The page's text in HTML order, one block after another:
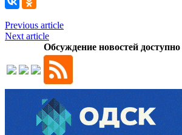
Previous article
Next article
Обсуждение новостей доступно